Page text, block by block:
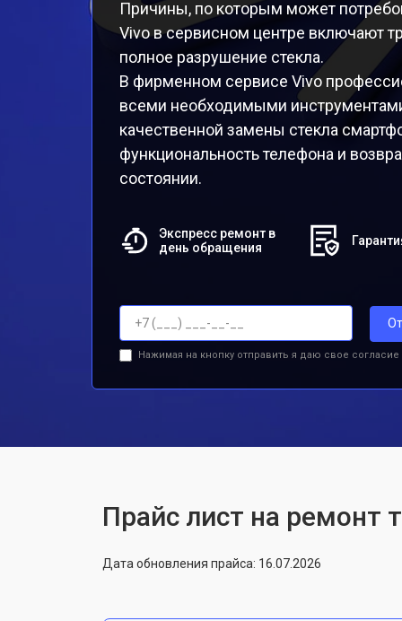
Причины, по которым может
Vivo в сервисном центре включают
полное разрушение стекла.
В фирменном сервисе Vivo
всеми необходимыми
качественной замены стекла
функциональность телефона и
состоянии.
Экспресс ремонт в
день обращения
Нажимая на кнопку отправить я даю свое согласие
Прайс лист на ремонт
Дата обновления прайса: 16.07.2026